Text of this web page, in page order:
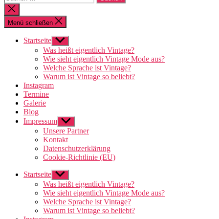
nach:
Suche
schließen
Menü schließen
Startseite Untermenü
anzeigen
Was heißt eigentlich Vintage?
Wie sieht eigentlich Vintage Mode aus?
Welche Sprache ist Vintage?
Warum ist Vintage so beliebt?
Instagram
Termine
Galerie
Blog
Impressum Untermenü
anzeigen
Unsere Partner
Kontakt
Datenschutzerklärung
Cookie-Richtlinie (EU)
Startseite Untermenü
anzeigen
Was heißt eigentlich Vintage?
Wie sieht eigentlich Vintage Mode aus?
Welche Sprache ist Vintage?
Warum ist Vintage so beliebt?